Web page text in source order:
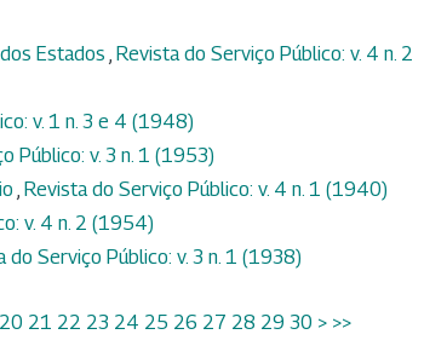
Estados , Revista do Serviço Público: v. 4 n. 2
v. 1 n. 3 e 4 (1948)
Público: v. 3 n. 1 (1953)
, Revista do Serviço Público: v. 4 n. 1 (1940)
v. 4 n. 2 (1954)
do Serviço Público: v. 3 n. 1 (1938)
20 21 22 23 24 25 26 27 28 29 30 > >>